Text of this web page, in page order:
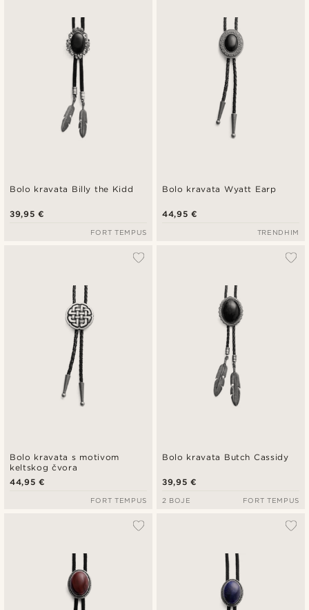
Najniža cijena
Najviša cijena
Bolo kravata Billy the Kidd
39,95 €
FORT TEMPUS
Bolo kravata Wyatt Earp
44,95 €
TRENDHIM
Bolo kravata s motivom
keltskog čvora
44,95 €
FORT TEMPUS
Bolo kravata Butch Cassidy
39,95 €
2 BOJE FORT TEMPUS